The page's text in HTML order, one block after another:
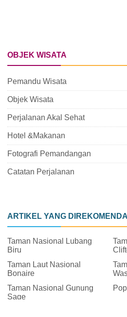
OBJEK WISATA
Pemandu Wisata
Objek Wisata
Perjalanan Akal Sehat
Hotel &Makanan
Fotografi Pemandangan
Catatan Perjalanan
ARTIKEL YANG
Taman Nasional Lubang
Biru
Taman Laut Nasional
Bonaire
Taman Nasional Gunung
Sage